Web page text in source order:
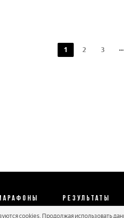
1 2 3
РЕЗУЛЬТАТЫ
2026 Протоколы 2025
cookies. Продолжая использовать